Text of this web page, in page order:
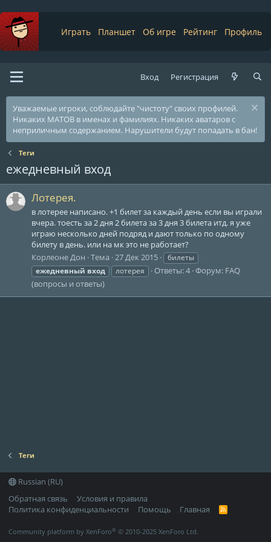
Играть Планшет Об игре Рейтинг Профиль
Вход Регистрация
Уважаемые игроки, соблюдайте "чистоту" своих профилей.
Никаких МАТОВ в именах и фамилиях. Никаких аватаров с
неприличным содержанием. Нарушители будут попадать в бан!
Теги
ежедневный вход
Лотерея.
в лотерее написано. +1 билет за каждый день если вы играли
вчера. тоесть за 2 дня 2 билета за 3 дня 3 билета итд. я уже
играю несколько дней подряд и дают только по одному
билету в день. или на мк это не работает?
Корлеоне Дон Тема 27 Дек 2015
билеты
ежедневный вход лотерея Ответы: 4 Форум: FAQ
(вопросы и ответы)
Теги
Russian (RU)
Обратная связь
Условия и правила
Политика конфиденциальности
Помощь Главная
R
Community platform by XenForo® © 2010-2025 XenForo Ltd.